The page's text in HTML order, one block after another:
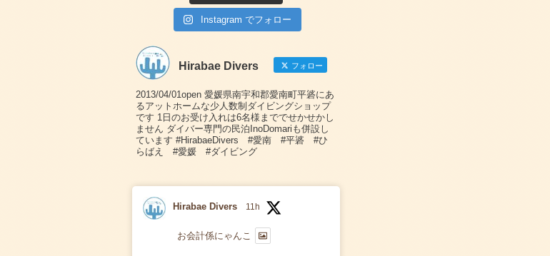
Instagram でフォロー
Hirabae Divers フォロー
2013/04/01open 愛媛県南宇和郡愛南町平碆にあ
るアットホームな少人数制ダイビングショップ
です 1日のお受け入れは6名様まででせかせかし
ません ダイバー専門の民泊InoDomariも併設し
ています #HirabaeDivers #愛南 #平碆 #ひ
らばえ #愛媛 #ダイビング
Hirabae Divers 11h
お会計係にゃんこ